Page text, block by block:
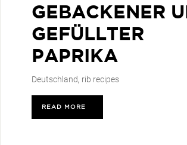
GEBACKENER
GEFÜLLTER
PAPRIKA
Deutschland, rib recipes
READ MORE